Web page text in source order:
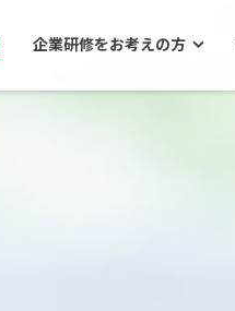
企業研修をお考えの方